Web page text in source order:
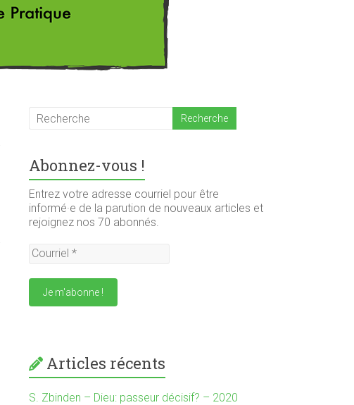
Abonnez-vous !
Entrez votre adresse courriel pour être
informé·e de la parution de nouveaux articles et
rejoignez nos 70 abonnés.
Articles récents
S. Zbinden – Dieu: passeur décisif? – 2020